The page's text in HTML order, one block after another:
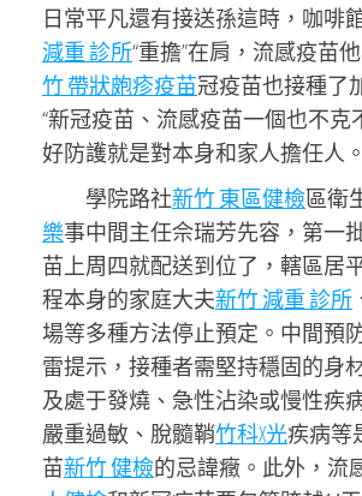
日常平凡還有接送孫這時，咖啡
減重 診所“重擔”在肩，流感疫苗
竹 帶狀皰疹疫苗冠疫苗也接種了
“新冠疫苗、流感疫苗一個也不克
好防護就是對本身和家人擔任人
學院路社新竹 東區健檢區衛
樂事中間主任佘瑞芳先容，第一
苗上周四就配送到位了，轄區居
程本身的家庭大夫新竹 減重 診所
場等多種方法停止預定。中間預
雷提示，接種者需堅持穩固的身
及處于發燒、急性沾染或慢性疾
嚴重過敏、脫髓鞘竹科X光疾病等
苗新竹 健檢的忌諱癥。此外，流